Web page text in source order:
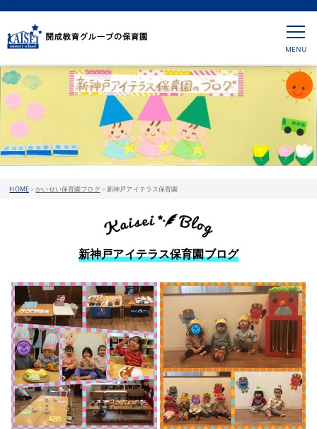
HOME>かいせい保育園ブログ>新神戸アイテラス保育園
新神戸アイテラス保育園ブログ